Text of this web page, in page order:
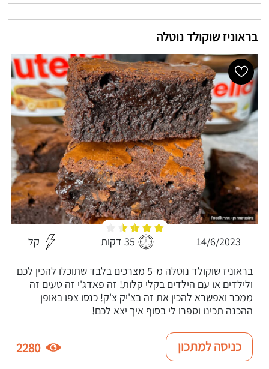
בראוניז שוקולד נוטלה
14/6/2023 35 דקות קל
בראוניז שוקולד נוטלה מ-5 מצרכים בלבד שתוכלו להכין לכם
ולילדים או עם הילדים בקלי קלות! זה פאדג'י זה טעים זה
ממכר ואפשרא להכין את זה בצ'יק צ'ק! כנסו צפו באופן
ההכנה תכינו וספרו לי בסוף איך יצא לכם!
כניסה למתכון 2280